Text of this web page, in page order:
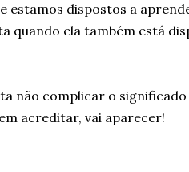
estamos dispostos a
quando ela também está
não complicar o significado
acreditar, vai aparecer!